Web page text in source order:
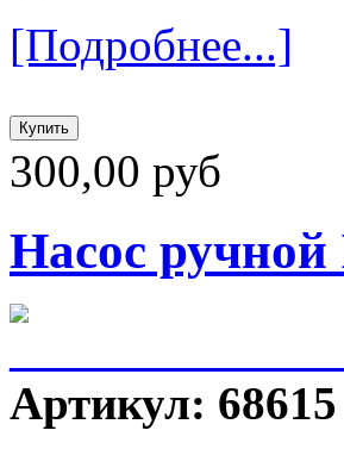
[Подробнее...]
300,00 руб
Насос ручной
Артикул: 68615